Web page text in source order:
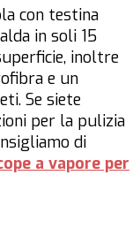
con testina
in soli 15
inoltre
e un
Se siete
per la pulizia
di
a vapore per